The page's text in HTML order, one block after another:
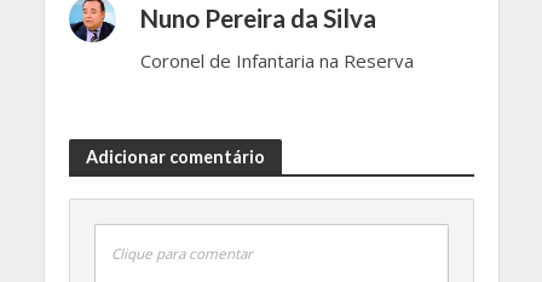
Nuno Pereira da Silva
Coronel de Infantaria na Reserva
Adicionar comentário
Clique para comentar